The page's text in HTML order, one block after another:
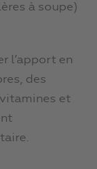
à soupe)
l’apport en
des
et